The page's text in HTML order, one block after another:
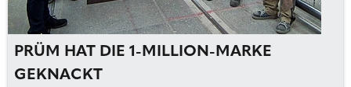
PRÜM HAT DIE 1-MILLION-MARKE
GEKNACKT